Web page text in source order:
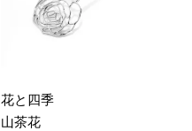
花と四季
山茶花